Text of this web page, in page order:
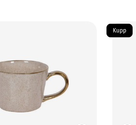
Kupp